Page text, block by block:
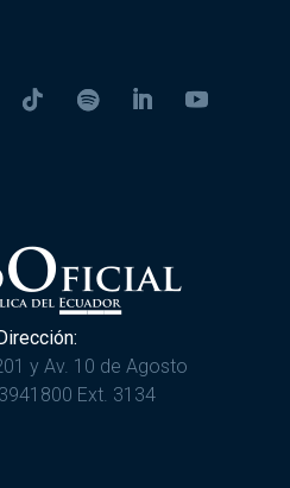
Dirección:
y Av. 10 de Agosto
3941800 Ext. 3134